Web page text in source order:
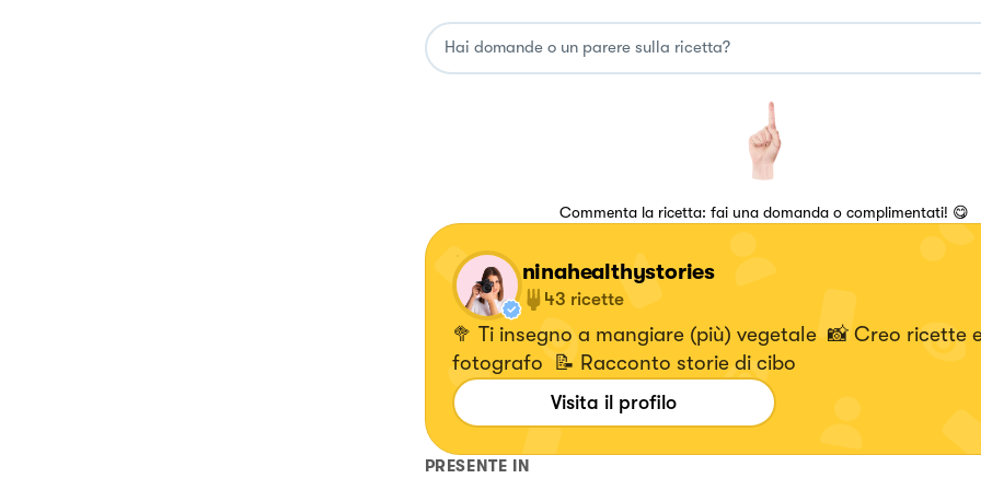
Commenta la ricetta: fai una domanda o complimentati! 😋
ninahealthystories
43 ricette
🥦 Ti insegno a mangiare (più) vegetale 📸 Creo ricette
fotografo 📝 Racconto storie di cibo
Visita il profilo
PRESENTE IN